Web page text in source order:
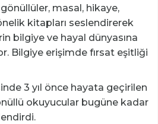
masal, hikaye,
kitapları seslendirerek
bilgiye ve hayal dünyasına
Bilgiye erişimde fırsat eşitliği
3 yıl önce hayata geçirilen
okuyucular bugüne kadar